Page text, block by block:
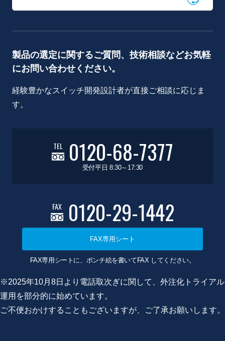
製品の選定に関するご質問、技術相談などお気軽
にお問い合わせください。
経験豊かなスイッチ開発設計者が直接ご相談に応じま
す。
TEL 0120-68-7377
受付平日 8:30～17:30
FAX 0120-29-1442
FAX専用シート
FAX専用シートに、ポンチ絵を書いてFAX してください。
※2025年10月8日より電話取次ぎに関して、外注化トライアル
運用を部分的に始めています。
ご不便おかけすることもございますが、ご了承お願いします。